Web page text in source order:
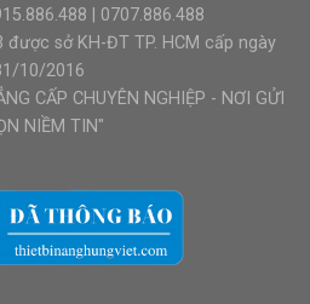
0707.886.488
được sở KH-ĐT TP. HCM cấp ngày
10/2016
CẤP CHUYÊN NGHIỆP - NƠI GỬI
NIỀM TIN"